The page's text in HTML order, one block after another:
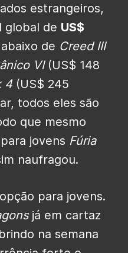
estrangeiros,
global de US$
de Creed III
VI(US$ 148
4(US$ 245
todos eles são
que mesmo
jovens Fúria
naufragou.
para jovens.
já em cartaz
na semana